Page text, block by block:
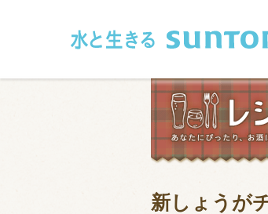
和食
新しょうが